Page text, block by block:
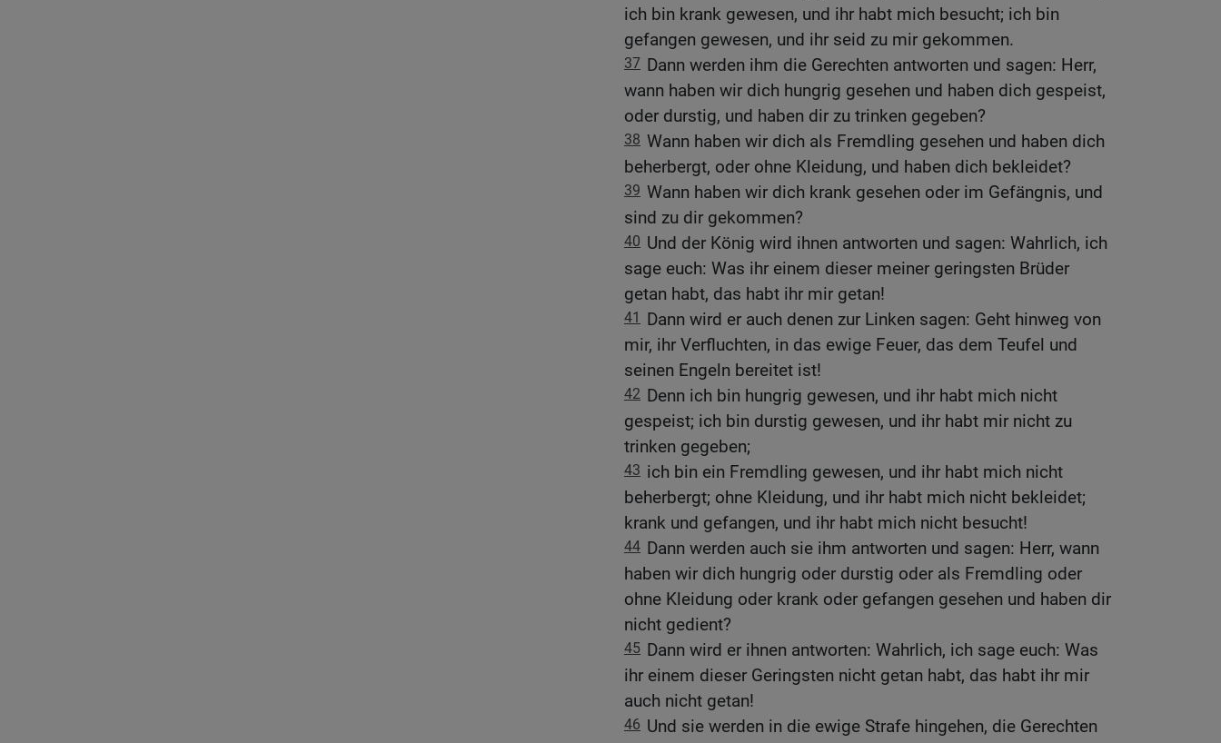
ich bin krank gewesen, und ihr habt mich besucht; ich bin
gefangen gewesen, und ihr seid zu mir gekommen.
37 Dann werden ihm die Gerechten antworten und sagen: Herr,
wann haben wir dich hungrig gesehen und haben dich gespeist,
oder durstig, und haben dir zu trinken gegeben?
38 Wann haben wir dich als Fremdling gesehen und haben dich
beherbergt, oder ohne Kleidung, und haben dich bekleidet?
39 Wann haben wir dich krank gesehen oder im Gefängnis, und
sind zu dir gekommen?
40 Und der König wird ihnen antworten und sagen: Wahrlich, ich
sage euch: Was ihr einem dieser meiner geringsten Brüder
getan habt, das habt ihr mir getan!
41 Dann wird er auch denen zur Linken sagen: Geht hinweg von
mir, ihr Verfluchten, in das ewige Feuer, das dem Teufel und
seinen Engeln bereitet ist!
42 Denn ich bin hungrig gewesen, und ihr habt mich nicht
gespeist; ich bin durstig gewesen, und ihr habt mir nicht zu
trinken gegeben;
43 ich bin ein Fremdling gewesen, und ihr habt mich nicht
beherbergt; ohne Kleidung, und ihr habt mich nicht bekleidet;
krank und gefangen, und ihr habt mich nicht besucht!
44 Dann werden auch sie ihm antworten und sagen: Herr, wann
haben wir dich hungrig oder durstig oder als Fremdling oder
ohne Kleidung oder krank oder gefangen gesehen und haben dir
nicht gedient?
45 Dann wird er ihnen antworten: Wahrlich, ich sage euch: Was
ihr einem dieser Geringsten nicht getan habt, das habt ihr mir
auch nicht getan!
46 Und sie werden in die ewige Strafe hingehen, die Gerechten